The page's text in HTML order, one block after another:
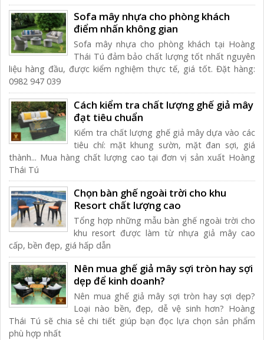
Sofa mây nhựa cho phòng khách
điểm nhấn không gian
Sofa mây nhựa cho phòng khách tại Hoàng
Thái Tú đảm bảo chất lượng tốt nhất nguyên
liệu hàng đầu, được kiểm nghiệm thực tế, giá tốt. Đặt hàng:
0982 947 039
Cách kiểm tra chất lượng ghế giả mây
đạt tiêu chuẩn
Kiểm tra chất lượng ghế giả mây dựa vào các
tiêu chí: mặt khung sườn, mặt đan sợi, giá
thành... Mua hàng chất lượng cao tại đơn vị sản xuất Hoàng
Thái Tú
Chọn bàn ghế ngoài trời cho khu
Resort chất lượng cao
Tổng hợp những mẫu bàn ghế ngoài trời cho
khu resort được làm từ nhựa giả mây cao
cấp, bền đẹp, giá hấp dẫn
Nên mua ghế giả mây sợi tròn hay sợi
dẹp để kinh doanh?
Nên mua ghế giả mây sợi tròn hay sợi dẹp?
Loại nào bền, đẹp, dễ vệ sinh hơn? Hoàng
Thái Tú sẽ chia sẻ chi tiết giúp bạn đọc lựa chọn sản phẩm
phù hợp nhất